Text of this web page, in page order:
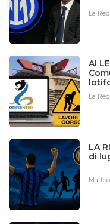
La
AI
La
LA
di